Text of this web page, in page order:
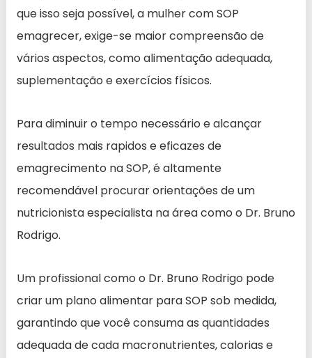
que isso seja possível, a mulher com SOP
emagrecer, exige-se maior compreensão de
vários aspectos, como alimentação adequada,
suplementação e exercícios físicos.
Para diminuir o tempo necessário e alcançar
resultados mais rapidos e eficazes de
emagrecimento na SOP, é altamente
recomendável procurar orientações de um
nutricionista especialista na área como o Dr. Bruno
Rodrigo.
Um profissional como o Dr. Bruno Rodrigo pode
criar um plano alimentar para SOP sob medida,
garantindo que você consuma as quantidades
adequada de cada macronutrientes, calorias e